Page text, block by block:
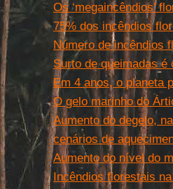
Os ‘megaincêndios’
75% dos incêndios
Número de incêndios
Surto de queimadas é
Em 4 anos, o planeta
O gelo marinho do
Aumento do degelo,
cenários de
Aumento do nível do
Incêndios florestais